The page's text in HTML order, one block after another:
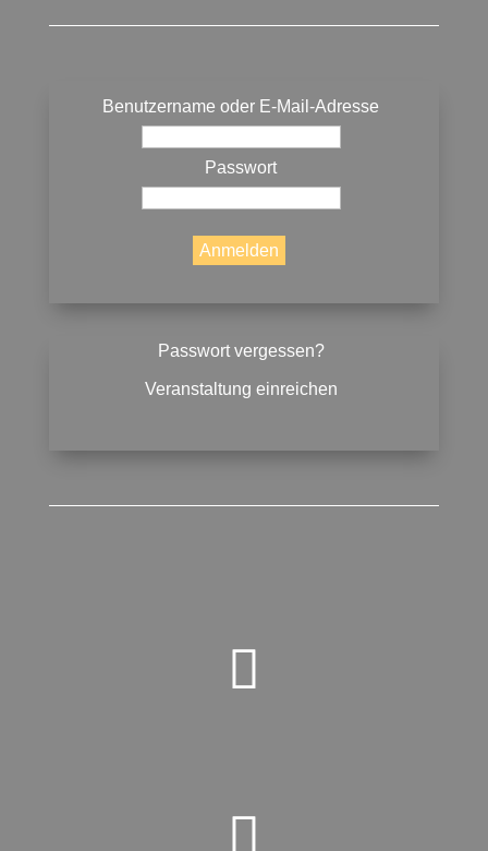
Benutzername oder E-Mail-Adresse
Passwort
Passwort vergessen?
Veranstaltung einreichen